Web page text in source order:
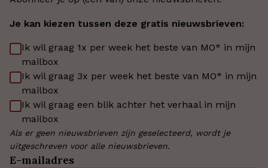
Je kan kiezen tussen deze gratis nieuwsbrieven:
Ik wil graag 1x per week het beste van MO* in mijn
mailbox
Ik wil graag 3x per week het beste van MO* in mijn
mailbox
Ik wil graag een blik achter het verhaal in mijn
mailbox
Als er geen nieuwsbrieven zijn geselecteerd, wordt je
uitgeschreven voor alle nieuwsbrieven.
E-mailadres